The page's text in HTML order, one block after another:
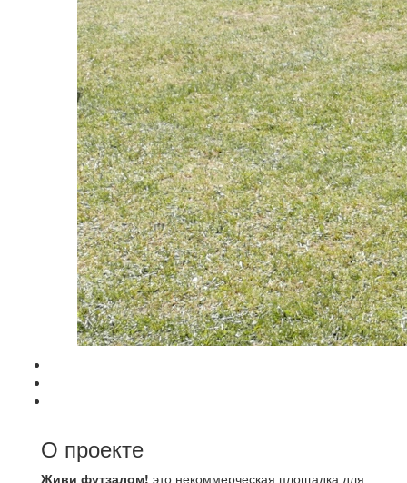
О проекте
Живи футзалом! это некоммерческая площадка для